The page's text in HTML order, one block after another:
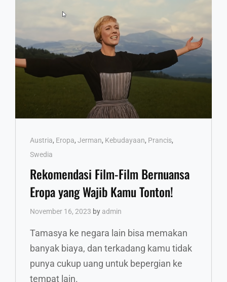
BEBERAPA
TRADISI
NATAL
UNIK
DI
YANG
BISA
KAMU
COBA!
Cat
Links
Austria, Eropa, Jerman, Kebudayaan, Prancis,
Swedia
Rekomendasi Film-Film Bernuansa
Eropa yang Wajib Kamu Tonton!
November 16, 2023 by admin
Tamasya ke negara lain bisa memakan
banyak biaya, dan terkadang kamu tidak
punya cukup uang untuk bepergian ke
tempat lain.